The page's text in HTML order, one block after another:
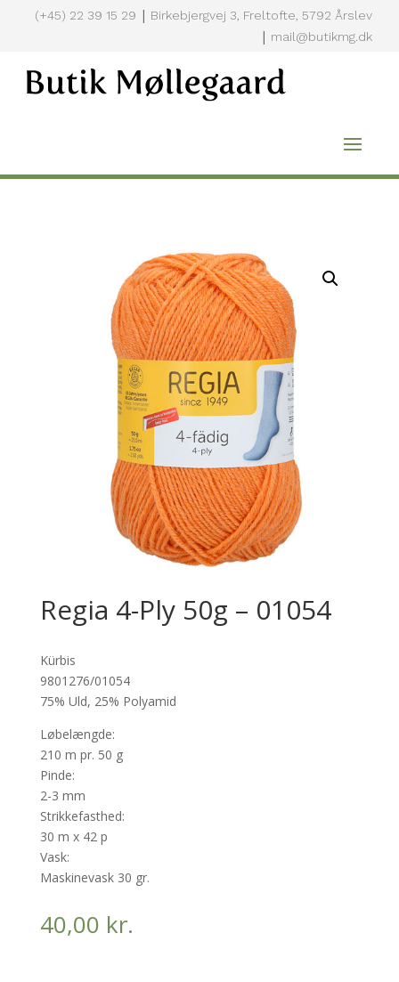
(+45) 22 39 15 29 | Birkebjergvej 3, Freltofte, 5792 Årslev
| mail@butikmg.dk
Regia 4-Ply 50g – 01054
Kürbis
9801276/01054
75% Uld, 25% Polyamid
Løbelængde:
210 m pr. 50 g
Pinde:
2-3 mm
Strikkefasthed:
30 m x 42 p
Vask:
Maskinevask 30 gr.
40,00 kr.